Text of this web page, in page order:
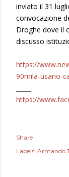
inviato il 31
convocazione
Droghe dove il
discusso
https://
90mila-usano-
https://
Share
Labels: Armando